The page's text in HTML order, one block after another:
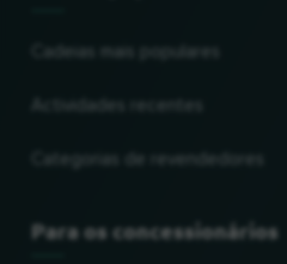
Cadeias mais populares
Para os concessionários